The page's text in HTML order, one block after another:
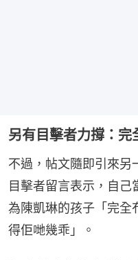
另有目擊者力撐：完
不過，帖文隨即引來另
目擊者留言表示，自
為陳凱琳的孩子「完全
得佢哋幾乖」。